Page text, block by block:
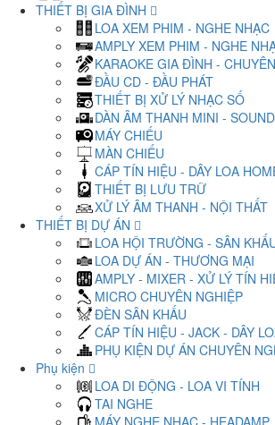
THIẾT BỊ GIA ĐÌNH
LOA XEM PHIM - NGHE NHẠC
AMPLY XEM PHIM - NGHE
KARAOKE GIA ĐÌNH -
ĐẦU CD - ĐẦU PHÁT
THIẾT BỊ XỬ LÝ NHẠC SỐ
DÀN ÂM THANH MINI -
MÁY CHIẾU
MÀN CHIẾU
CÁP TÍN HIỆU - DÂY LOA
THIẾT BỊ LƯU TRỮ
XỬ LÝ ÂM THANH - NỘI THẤT
THIẾT BỊ DỰ ÁN
LOA HỘI TRƯỜNG - SÂN
LOA DỰ ÁN - THƯƠNG MẠI
AMPLY - MIXER - XỬ LÝ TÍN
MICRO CHUYÊN NGHIỆP
ĐÈN SÂN KHẤU
CÁP TÍN HIỆU - JACK - DÂY
PHỤ KIỆN DỰ ÁN CHUYÊN
Phụ kiện
LOA DI ĐỘNG - LOA VI TÍNH
TAI NGHE
MÁY NGHE NHẠC - HEADAMP